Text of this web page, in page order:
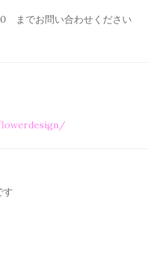
までお問い合わせください
す